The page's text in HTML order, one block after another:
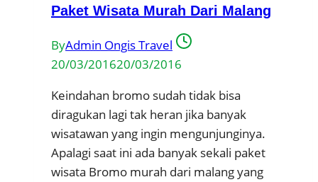
Paket Wisata Murah Dari Malang
ByAdmin Ongis Travel
20/03/201620/03/2016
Keindahan bromo sudah tidak bisa
diragukan lagi tak heran jika banyak
wisatawan yang ingin mengunjunginya.
Apalagi saat ini ada banyak sekali paket
wisata Bromo murah dari malang yang